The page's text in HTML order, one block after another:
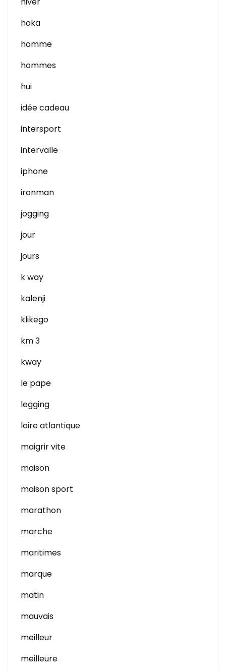
hoka
homme
hommes
hui
idée cadeau
intersport
intervalle
iphone
ironman
jogging
jour
jours
k way
kalenji
klikego
km 3
kway
le pape
legging
loire atlantique
maigrir vite
maison
maison sport
marathon
marche
maritimes
marque
matin
mauvais
meilleur
meilleure